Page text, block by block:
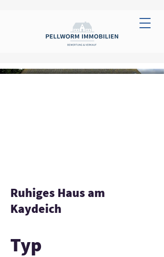
Ruhiges Haus am
Kaydeich
Typ